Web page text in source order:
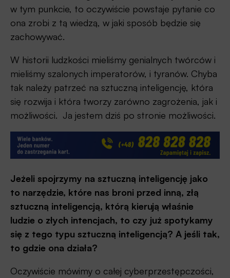
w tym punkcie, to oczywiście powstaje pytanie co
ona zrobi z tą wiedzą, w jaki sposób będzie się
zachowywać.
W historii ludzkości mieliśmy genialnych twórców i
mieliśmy szalonych imperatorów, i tyranów. Chyba
tak należy patrzeć na sztuczną inteligencję, która
się rozwija i która tworzy zarówno zagrożenia, jak i
możliwości. Ja jestem dziś po stronie możliwości.
Jeżeli spojrzymy na sztuczną inteligencję jako
to narzędzie, które nas broni przed inną, złą
sztuczną inteligencją, którą kierują właśnie
ludzie o złych intencjach, to czy już spotykamy
się z tego typu sztuczną inteligencją? A jeśli tak,
to gdzie ona działa?
Oczywiście mówimy o całej cyberprzestępczości,